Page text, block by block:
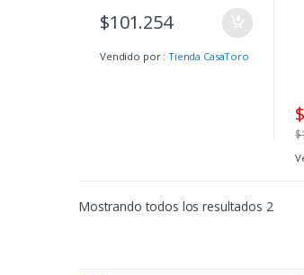
$101.254
Vendido por :Tienda CasaToro
$
$
Mostrando todos los resultados 2